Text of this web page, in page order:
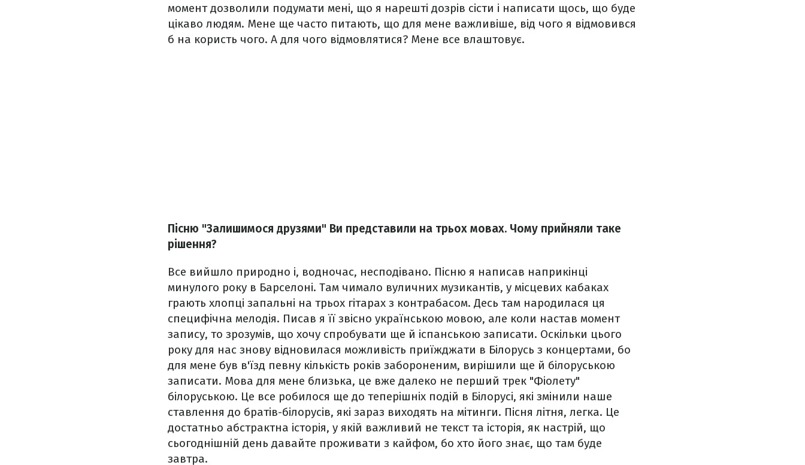
момент дозволили подумати мені, що я нарешті дозрів сісти і написати щось, що буде
цікаво людям. Мене ще часто питають, що для мене важливіше, від чого я відмовився
б на користь чого. А для чого відмовлятися? Мене все влаштовує.
Пісню "Залишимося друзями" Ви представили на трьох мовах. Чому прийняли таке
рішення?
Все вийшло природно і, водночас, несподівано. Пісню я написав наприкінці
минулого року в Барселоні. Там чимало вуличних музикантів, у місцевих кабаках
грають хлопці запальні на трьох гітарах з контрабасом. Десь там народилася ця
специфічна мелодія. Писав я її звісно українською мовою, але коли настав момент
запису, то зрозумів, що хочу спробувати ще й іспанською записати. Оскільки цього
року для нас знову відновилася можливість приїжджати в Білорусь з концертами, бо
для мене був в'їзд певну кількість років забороненим, вирішили ще й білоруською
записати. Мова для мене близька, це вже далеко не перший трек "Фіолету"
білоруською. Це все робилося ще до теперішніх подій в Білорусі, які змінили наше
ставлення до братів-білорусів, які зараз виходять на мітинги. Пісня літня, легка. Це
достатньо абстрактна історія, у якій важливий не текст та історія, як настрій, що
сьогоднішній день давайте проживати з кайфом, бо хто його знає, що там буде
завтра.